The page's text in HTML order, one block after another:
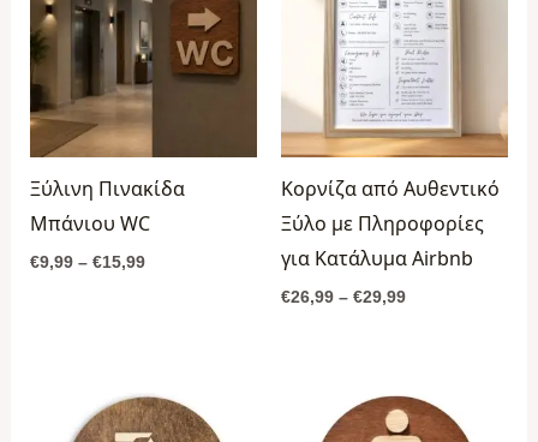
Ξύλινη Πινακίδα
Μπάνιου WC
€9,99 – €15,99
through
€15,99
Κορνίζα από Αυθεντικό
Ξύλο με Πληροφορίες
για Κατάλυμα Airbnb
€26,99 – €29,99
through
€29,99